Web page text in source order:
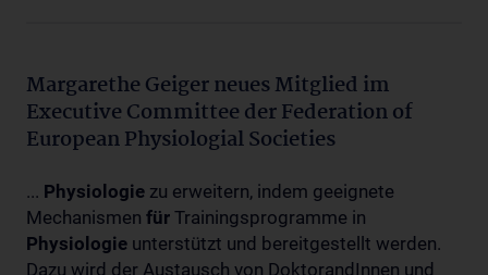
Margarethe Geiger neues Mitglied im
Executive Committee der Federation of
European Physiologial Societies
... Physiologie zu erweitern, indem geeignete
Mechanismen für Trainingsprogramme in
Physiologie unterstützt und bereitgestellt werden.
Dazu wird der Austausch von DoktorandInnen und